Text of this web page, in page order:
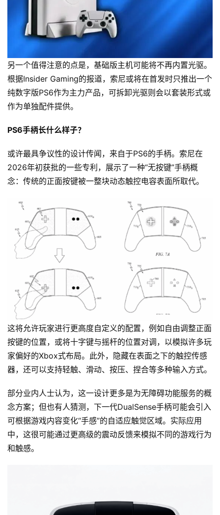
另一个值得注意的点是，基础版主机可能将不再内置光驱。
根据Insider Gaming的报道，索尼或将在首发时只推出一个
纯数字版PS6作为主力产品，可拆卸光驱则会以套装形式或
作为单独配件提供。
PS6手柄长什么样子？
或许最具争议性的设计传闻，来自于PS6的手柄。索尼在
2026年初获批的一些专利，展示了一种“无按键”手柄概
念：传统的正面按键被一整块动态触控电容表面所取代。
这将允许玩家进行更高度自定义的配置，例如自由调整正面
按键的位置，或将十字键与摇杆的位置对调，以模拟许多玩
家偏好的Xbox式布局。此外，隐藏在表面之下的触控传感
器，还可以支持轻触、滑动、按压、捏合等多种输入方式。
部分业内人士认为，这一设计更多是为无障碍功能服务的概
念方案；但也有人猜测，下一代DualSense手柄可能会引入
可根据游戏内容变化“手感”的自适应触觉区域。实际应用
中，这很可能通过更高级的震动反馈来模拟不同的游戏行为
和触感。